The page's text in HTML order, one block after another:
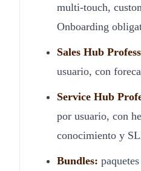
multi-touch,
Onboarding
Sales Hub
usuario, con
Service Hub
por usuario, con
conocimiento y
Bundles: